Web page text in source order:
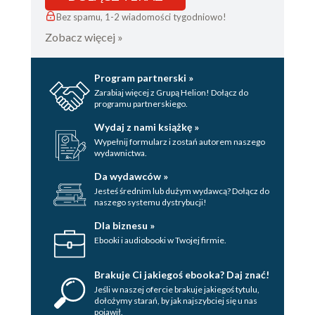
Powierzchowność zamiast hermeneutyki
E-booki zamiast podręczników?
10. WIELOZADANIOWOŚĆ – ROZPROSZONA UWAGA
Wszystko i to najlepiej w tej samej chwili –
charakterystyka wielozadaniowości
Czy wielozadaniowość rozwija nas intelektualnie?
Kontrolowanie własnego myślenia
Podsumowanie
11. SAMOKONTROLA KONTRA STRES
Kontrolowanie własnego zachowania: pamięć robocza,
zdolność powstrzymania się (inhibicja) i przystosowania się
(elastyczność)
Ćwiczenie woli jest jak nauka mówienia
Żyć długo w zdrowiu i szczęściu
Stres jako skutek braku samokontroli
Chroniczny brak kontroli
Czy można ćwiczyć uwagę za pomocą komputera?
Podsumowanie
12. SKUTKI BEZSENNOŚCI, DEPRESJI I UZALEŻNIEŃ
Depresja
Uzależnienia
Bez spamu, 1-2 wiadomości tygodniowo!
Zobacz więcej »
Program partnerski »
Zarabiaj więcej z Grupą Helion! Dołącz do
programu partnerskiego.
Wydaj z nami książkę »
Wypełnij formularz i zostań autorem naszego
wydawnictwa.
Da wydawców »
Jesteś średnim lub dużym wydawcą? Dołącz do
naszego systemu dystrybucji!
Dla biznesu »
Ebooki i audiobooki w Twojej firmie.
Brakuje Ci jakiegoś ebooka? Daj znać!
Jeśli w naszej ofercie brakuje jakiegoś tytulu,
dołożymy starań, by jak najszybciej się u nas
pojawił.